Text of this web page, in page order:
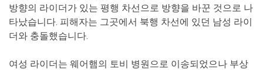
방향의 라이더가 있는 평행 차선으로 방향을 바꾼 것으로 나
타났습니다. 피해자는 그곳에서 북행 차선에 있던 남성 라이
더와 충돌했습니다.
여성 라이더는 웨어햄의 토비 병원으로 이송되었으나 부상